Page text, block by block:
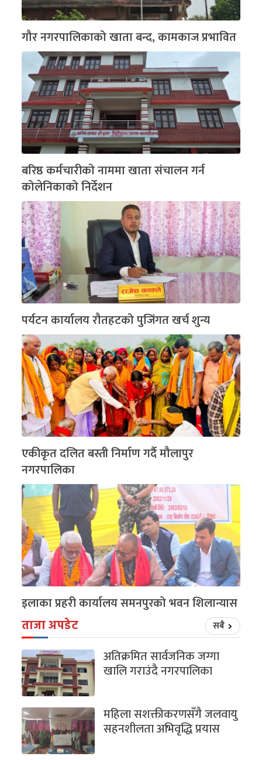
गौर नगरपालिकाको खाता बन्द, कामकाज प्रभावित
बरिष्ठ कर्मचारीको नाममा खाता संचालन गर्न
कोलेनिकाको निर्देशन
पर्यटन कार्यालय रौतहटको पुजिंगत खर्च शुन्य
एकीकृत दलित बस्ती निर्माण गर्दै मौलापुर
नगरपालिका
इलाका प्रहरी कार्यालय समनपुरको भवन शिलान्यास
ताजा अपडेट सबै
अतिक्रमित सार्वजनिक जग्गा
खालि गराउंदै नगरपालिका
महिला सशक्तीकरणसँगै जलवायु
सहनशीलता अभिवृद्धि प्रयास